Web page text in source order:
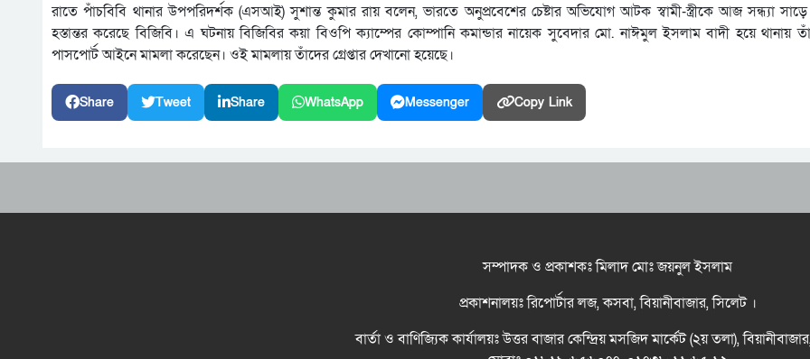
রাতে পাঁচবিবি থানার উপপরিদর্শক (এসআই) সুশান্ত কুমার রায় বলেন, ভারতে অনুপ্রবেশের চেষ্টার অভিযোগ আটক স্বামী-স্ত্রীকে আজ সন্ধ্যা সাড়ে
হস্তান্তর করেছে বিজিবি। এ ঘটনায় বিজিবির কয়া বিওপি ক্যাম্পের কোম্পানি কমান্ডার নায়েক সুবেদার মো. নাঈমুল ইসলাম বাদী হয়ে থানায়
পাসপোর্ট আইনে মামলা করেছেন। ওই মামলায় তাঁদের গ্রেপ্তার দেখানো হয়েছে।
Share Tweet Share WhatsApp Messenger Copy Link
সম্পাদক ও প্রকাশকঃ মিলাদ মোঃ জয়নুল ইসলাম
প্রকাশনালয়ঃ রিপোর্টার লজ, কসবা, বিয়ানীবাজার, সিলেট ।
বার্তা ও বাণিজ্যিক কার্যালয়ঃ উত্তর বাজার কেন্দ্রিয় মসজিদ মার্কেট (২য় তলা),